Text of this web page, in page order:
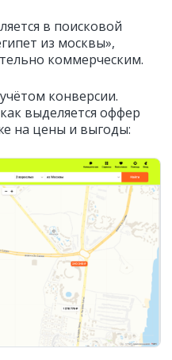
в поисковой
из москвы»,
коммерческим.
конверсии.
выделяется оффер
на цены и выгоды: